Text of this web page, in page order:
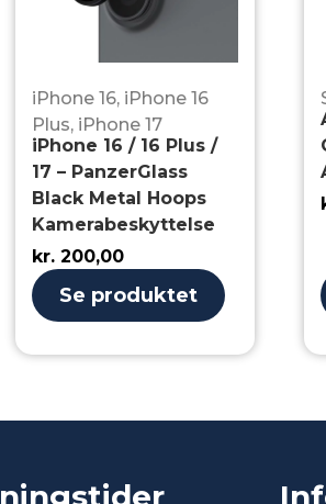
iPhone 16, iPhone 16
Plus, iPhone 17
iPhone 16 / 16 Plus /
17 – PanzerGlass
Black Metal Hoops
Kamerabeskyttelse
kr. 200,00
Se produktet